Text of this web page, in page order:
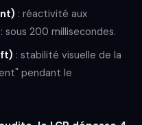
: réactivité aux
200 millisecondes.
: stabilité visuelle de la
pendant le